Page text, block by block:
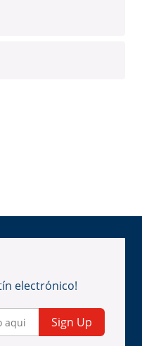
electrónico!
Sign Up